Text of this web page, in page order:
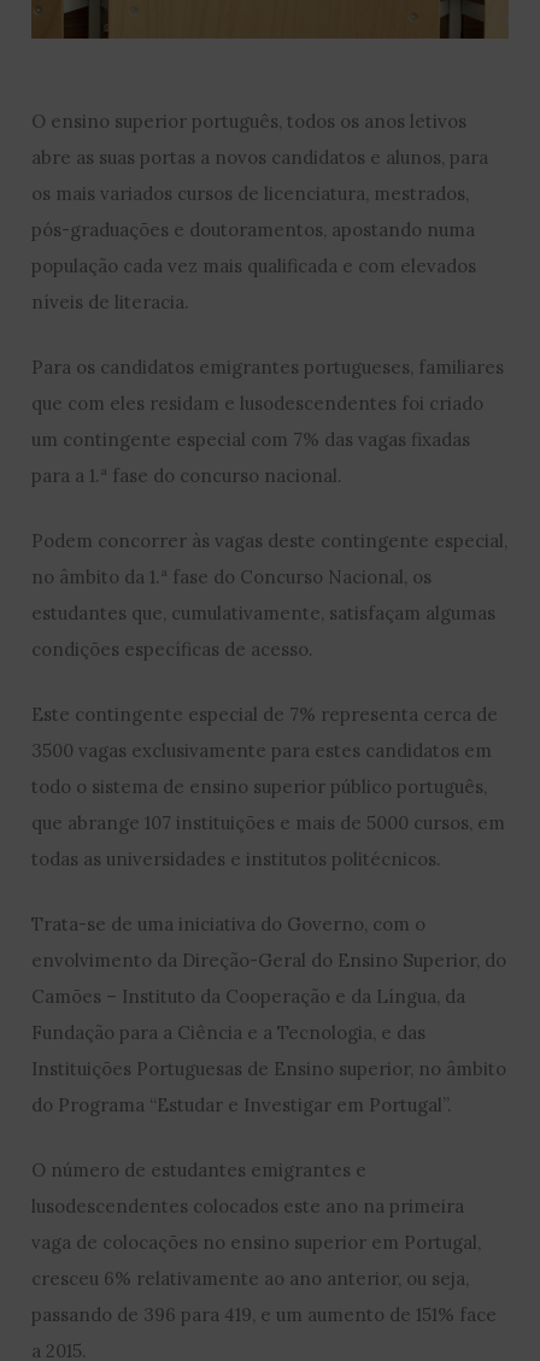
O ensino superior português, todos os anos letivos
abre as suas portas a novos candidatos e alunos, para
os mais variados cursos de licenciatura, mestrados,
pós-graduações e doutoramentos, apostando numa
população cada vez mais qualificada e com elevados
níveis de literacia.
Para os candidatos emigrantes portugueses, familiares
que com eles residam e lusodescendentes foi criado
um contingente especial com 7% das vagas fixadas
para a 1.ª fase do concurso nacional.
Podem concorrer às vagas deste contingente especial,
no âmbito da 1.ª fase do Concurso Nacional, os
estudantes que, cumulativamente, satisfaçam algumas
condições específicas de acesso.
Este contingente especial de 7% representa cerca de
3500 vagas exclusivamente para estes candidatos em
todo o sistema de ensino superior público português,
que abrange 107 instituições e mais de 5000 cursos, em
todas as universidades e institutos politécnicos.
Trata-se de uma iniciativa do Governo, com o
envolvimento da Direção-Geral do Ensino Superior, do
Camões – Instituto da Cooperação e da Língua, da
Fundação para a Ciência e a Tecnologia, e das
Instituições Portuguesas de Ensino superior, no âmbito
do Programa “Estudar e Investigar em Portugal”.
O número de estudantes emigrantes e
lusodescendentes colocados este ano na primeira
vaga de colocações no ensino superior em Portugal,
cresceu 6% relativamente ao ano anterior, ou seja,
passando de 396 para 419, e um aumento de 151% face
a 2015.